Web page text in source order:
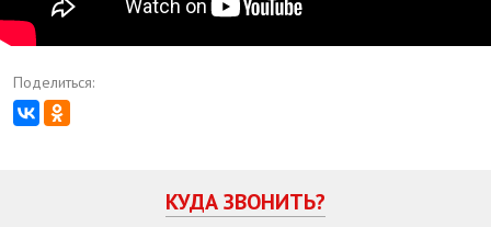
Поделиться:
КУДА ЗВОНИТЬ?